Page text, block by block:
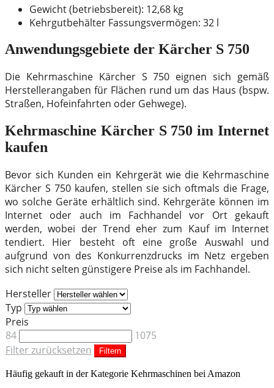
Gewicht (betriebsbereit): 12,68 kg
Kehrgutbehälter Fassungsvermögen: 32 l
Anwendungsgebiete der Kärcher S 750
Die Kehrmaschine Kärcher S 750 eignen sich gemäß
Herstellerangaben für Flächen rund um das Haus (bspw.
Straßen, Hofeinfahrten oder Gehwege).
Kehrmaschine Kärcher S 750 im Internet
kaufen
Bevor sich Kunden ein Kehrgerät wie die Kehrmaschine
Kärcher S 750 kaufen, stellen sie sich oftmals die Frage,
wo solche Geräte erhältlich sind. Kehrgeräte können im
Internet oder auch im Fachhandel vor Ort gekauft
werden, wobei der Trend eher zum Kauf im Internet
tendiert. Hier besteht oft eine große Auswahl und
aufgrund von des Konkurrenzdrucks im Netz ergeben
sich nicht selten günstigere Preise als im Fachhandel.
Hersteller
Typ
Preis
84
1075
Filter zurücksetzen
Filtern
Häufig gekauft in der Kategorie Kehrmaschinen bei Amazon